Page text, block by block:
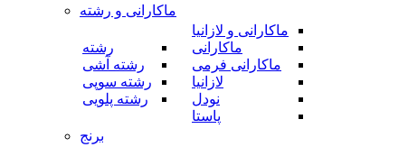
ماکارانی و رشته
ماکارانی و لازانیا
ماکارانی
ماکارانی فرمی
لازانیا
نودل
پاستا
رشته
رشته آشی
رشته سوپی
رشته پلویی
برنج